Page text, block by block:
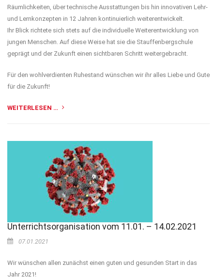
Räumlichkeiten, über technische Ausstattungen bis hin innovativen Lehr-
und Lernkonzepten in 12 Jahren kontinuierlich weiterentwickelt.
Ihr Blick richtete sich stets auf die individuelle Weiterentwicklung von
jungen Menschen. Auf diese Weise hat sie die Stauffenbergschule
geprägt und der Zukunft einen sichtbaren Schritt weitergebracht.
Für den wohlverdienten Ruhestand wünschen wir ihr alles Liebe und Gute
für die Zukunft!
WEITERLESEN …
Unterrichtsorganisation vom 11.01. – 14.02.2021
07.01.2021
Wir wünschen allen zunächst einen guten und gesunden Start in das
Jahr 2021!